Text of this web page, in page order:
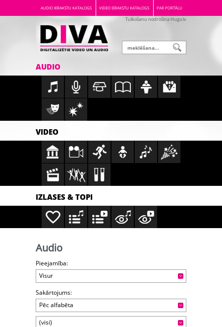
AUDIO IERAKSTU KATALOGS VIDEO IERAKSTU KATALOGS PAR PORTĀLU
Tulkošanu nodrošina Hugo.lv
AUDIO
VIDEO
IZLASES & TOPI
Audio
Pieejamība:
Visur
Sakārtojums:
Pēc alfabēta
(visi)